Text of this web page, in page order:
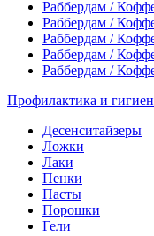
Раббердам /
Раббердам /
Раббердам /
Раббердам /
Раббердам /
Профилактика и
Десенситайзеры
Ложки
Лаки
Пенки
Пасты
Порошки
Гели